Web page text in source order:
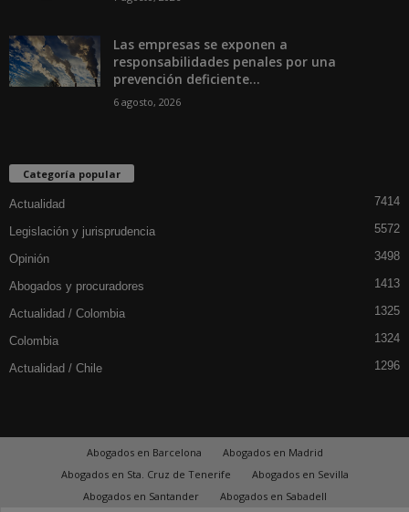
Las empresas se exponen a
responsabilidades penales por una
prevención deficiente...
6 agosto, 2026
Categoría popular
Actualidad 7414
Legislación y jurisprudencia 5572
Opinión 3498
Abogados y procuradores 1413
Actualidad / Colombia 1325
Colombia 1324
Actualidad / Chile 1296
Abogados en Barcelona
Abogados en Madrid
Abogados en Sta. Cruz de Tenerife
Abogados en Sevilla
Abogados en Santander
Abogados en Sabadell